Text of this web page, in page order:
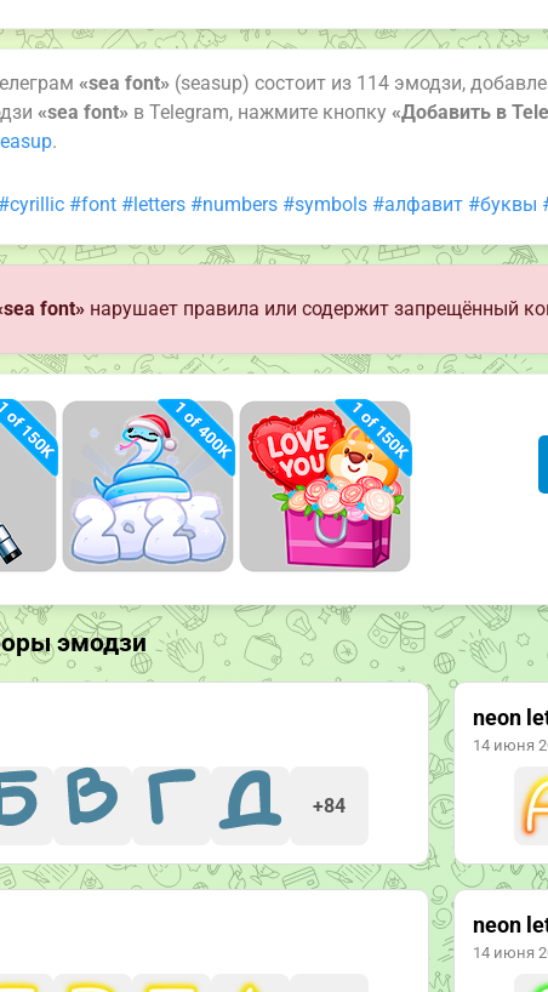
«sea font» (seasup) состоит из 114 эмодзи,
«sea font» в Telegram, нажмите кнопку «Добавить в
.
#cyrillic #font #letters #numbers #symbols #алфавит #буквы
font» нарушает правила или содержит запрещённый
эмодзи
+84
neon
14 июня
neon
14 июня